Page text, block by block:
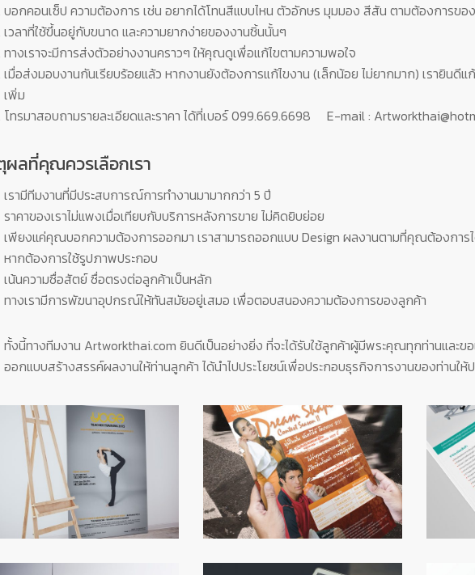
บอกคอนเซ็ป ความต้องการ เช่น อยากได้โทนสีแบบไหน ตัวอักษร มุมมอง สีสัน ตามต้องการข
เวลาที่ใช้ขึ้นอยู่กับขนาด และความยากง่ายของงานชิ้นนั้นๆ
ทางเราจะมีการส่งตัวอย่างงานคราวๆ ให้คุณดูเพื่อแก้ไขตามความพอใจ
เมื่อส่งมอบงานกันเรียบร้อยแล้ว หากงานยังต้องการแก้ไขงาน (เล็กน้อย ไม่ยากมาก) เรายินดีแ
เพิ่ม
โทรมาสอบถามรายละเอียดและราคา ได้ที่เบอร์ 099.669.6698 E-mail :
ผลที่คุณควรเลือกเรา
เรามีทีมงานที่มีประสบการณ์การทำงานมามากกว่า 5 ปี
ราคาของเราไม่แพงเมื่อเทียบกับบริการหลังการขาย ไม่คิดยิบย่อย
เพียงแค่คุณบอกความต้องการออกมา เราสามารถออกแบบ Design ผลงานตามที่คุณต้องการ
หากต้องการใช้รูปภาพประกอบ
เน้นความซื่อสัตย์ ซื่อตรงต่อลูกค้าเป็นหลัก
ทางเรามีการพัฆนาอุปกรณ์ให้ทันสมัยอยู่เสมอ เพื่อตอบสนองความต้องการของลูกค้า
ทั้งนี้ทางทีมงาน Artworkthai.com ยินดีเป็นอย่างยิ่ง ที่จะได้รับใช้ลูกค้าผู้มีพระคุณทุกท่านและข
ออกแบบสร้างสรรค์ผลงานให้ท่านลูกค้า ได้นำไปประโยชน์เพื่อประกอบธุรกิจการงานของท่านให้